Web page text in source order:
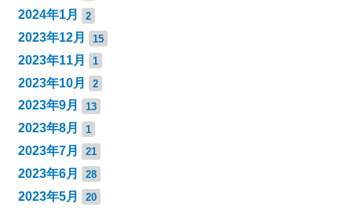
2024年1月 2
2023年12月 15
2023年11月 1
2023年10月 2
2023年9月 13
2023年8月 1
2023年7月 21
2023年6月 28
2023年5月 20